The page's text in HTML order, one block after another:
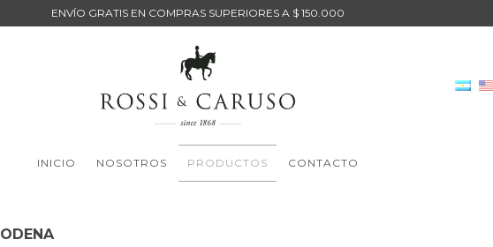
ENVÍO GRATIS EN COMPRAS SUPERIORES A $ 150.000
INICIO NOSOTROS PRODUCTOS CONTACTO